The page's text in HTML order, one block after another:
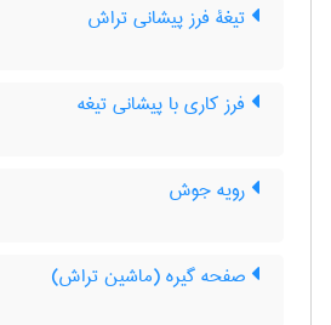
تیغۀ فرز پیشانی تراش
فرز کاری با پیشانی تیغه
رویه جوش
صفحه گیره (ماشین تراش)